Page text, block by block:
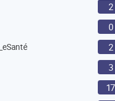
2
0
2
3
17